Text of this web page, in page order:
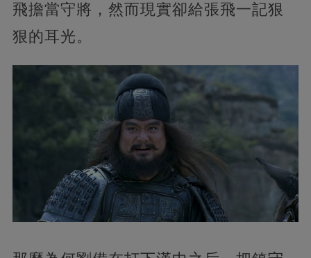
飛擔當守將，然而現實卻給張飛一記狠
狠的耳光。